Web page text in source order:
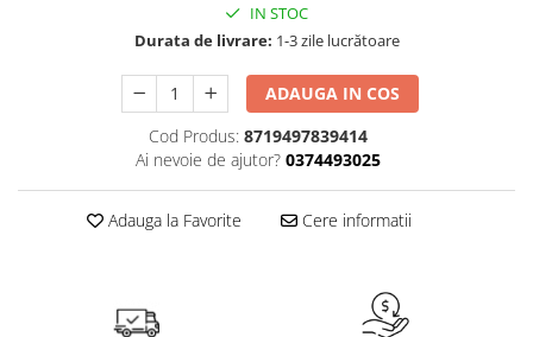
Solutie de indepartat rugina si
Tratament pentru par, conditioner
pentru par, masca de par
Vata demachianta
IN STOC
Durata de livrare: 1-3 zile lucrătoare
ADAUGA IN COS
Cod Produs: 8719497839414
Ai nevoie de ajutor? 0374493025
Adauga la Favorite Cere informatii